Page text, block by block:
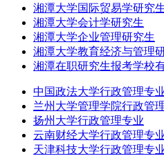
湘潭大学国际贸易学研究
湘潭大学会计学研究生
湘潭大学企业管理研究生
湘潭大学教育经济与管理
湘潭在职研究生报考学校
中国政法大学行政管理专
兰州大学管理学院行政管
扬州大学行政管理专业
云南财经大学行政管理专
天津科技大学行政管理专